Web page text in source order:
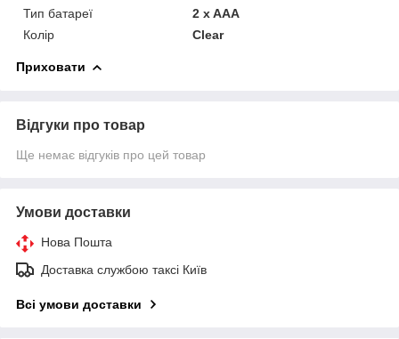
Тип батареї
2 x AAA
Колір
Clear
Приховати
Відгуки про товар
Ще немає відгуків про цей товар
Умови доставки
Нова Пошта
Доставка службою таксі Київ
Всі умови доставки